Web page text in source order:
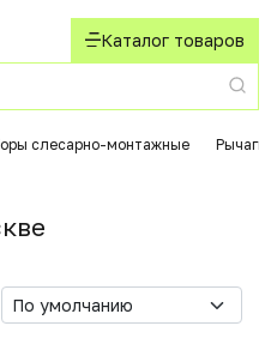
Каталог товаров
слесарно-монтажные